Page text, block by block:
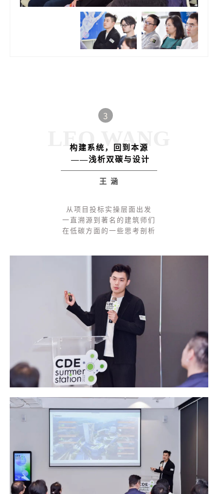
3
LEO WANG
构建系统，回到本源
——浅析双碳与设计
王 涵
从项目投标实操层面出发
一直溯源到著名的建筑师们
在低碳方面的一些思考 剖析